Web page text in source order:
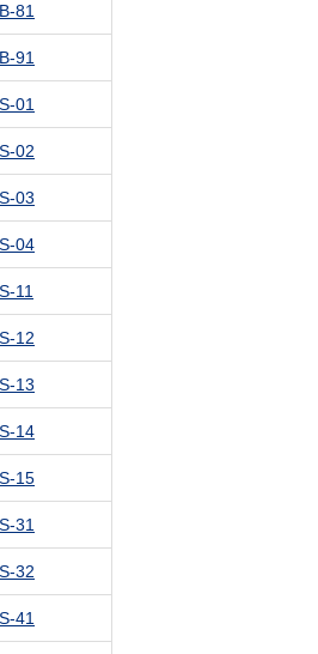
81
91
01
02
03
04
11
12
13
14
15
31
32
41